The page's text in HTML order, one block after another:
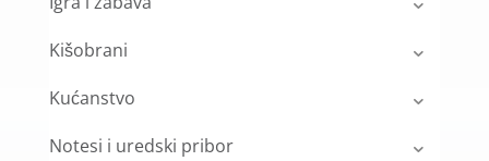
Kišobrani
Kućanstvo
Notesi i uredski pribor